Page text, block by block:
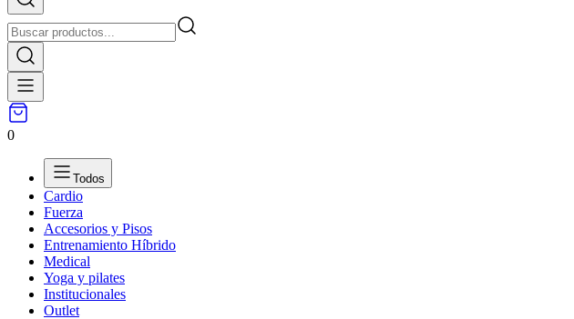
0
Todos
Cardio
Fuerza
Accesorios y Pisos
Entrenamiento Híbrido
Medical
Yoga y pilates
Institucionales
Outlet